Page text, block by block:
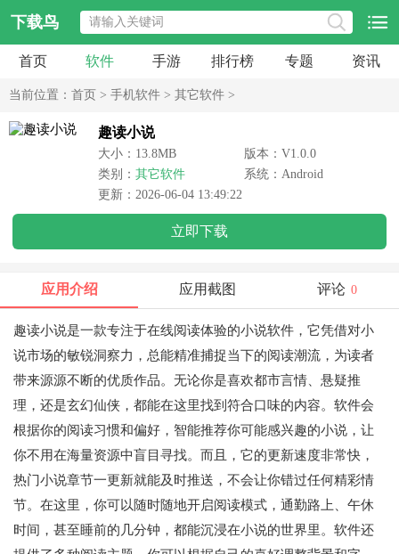
下载鸟
首页 软件 手游 排行榜 专题 资讯
当前位置： 首页 > 手机软件 > 其它软件 >
趣读小说
大小：13.8MB
版本：V1.0.0
类别： 其它软件
系统：Android
更新：2026-06-04 13:49:22
立即下载
应用介绍 应用截图 评论 0
趣读小说是一款专注于在线阅读体验的小说软件，它凭借对小
说市场的敏锐洞察力，总能精准捕捉当下的阅读潮流，为读者
带来源源不断的优质作品。无论你是喜欢都市言情、悬疑推
理，还是玄幻仙侠，都能在这里找到符合口味的内容。软件会
根据你的阅读习惯和偏好，智能推荐你可能感兴趣的小说，让
你不用在海量资源中盲目寻找。而且，它的更新速度非常快，
热门小说章节一更新就能及时推送，不会让你错过任何精彩情
节。在这里，你可以随时随地开启阅读模式，通勤路上、午休
时间，甚至睡前的几分钟，都能沉浸在小说的世界里。软件还